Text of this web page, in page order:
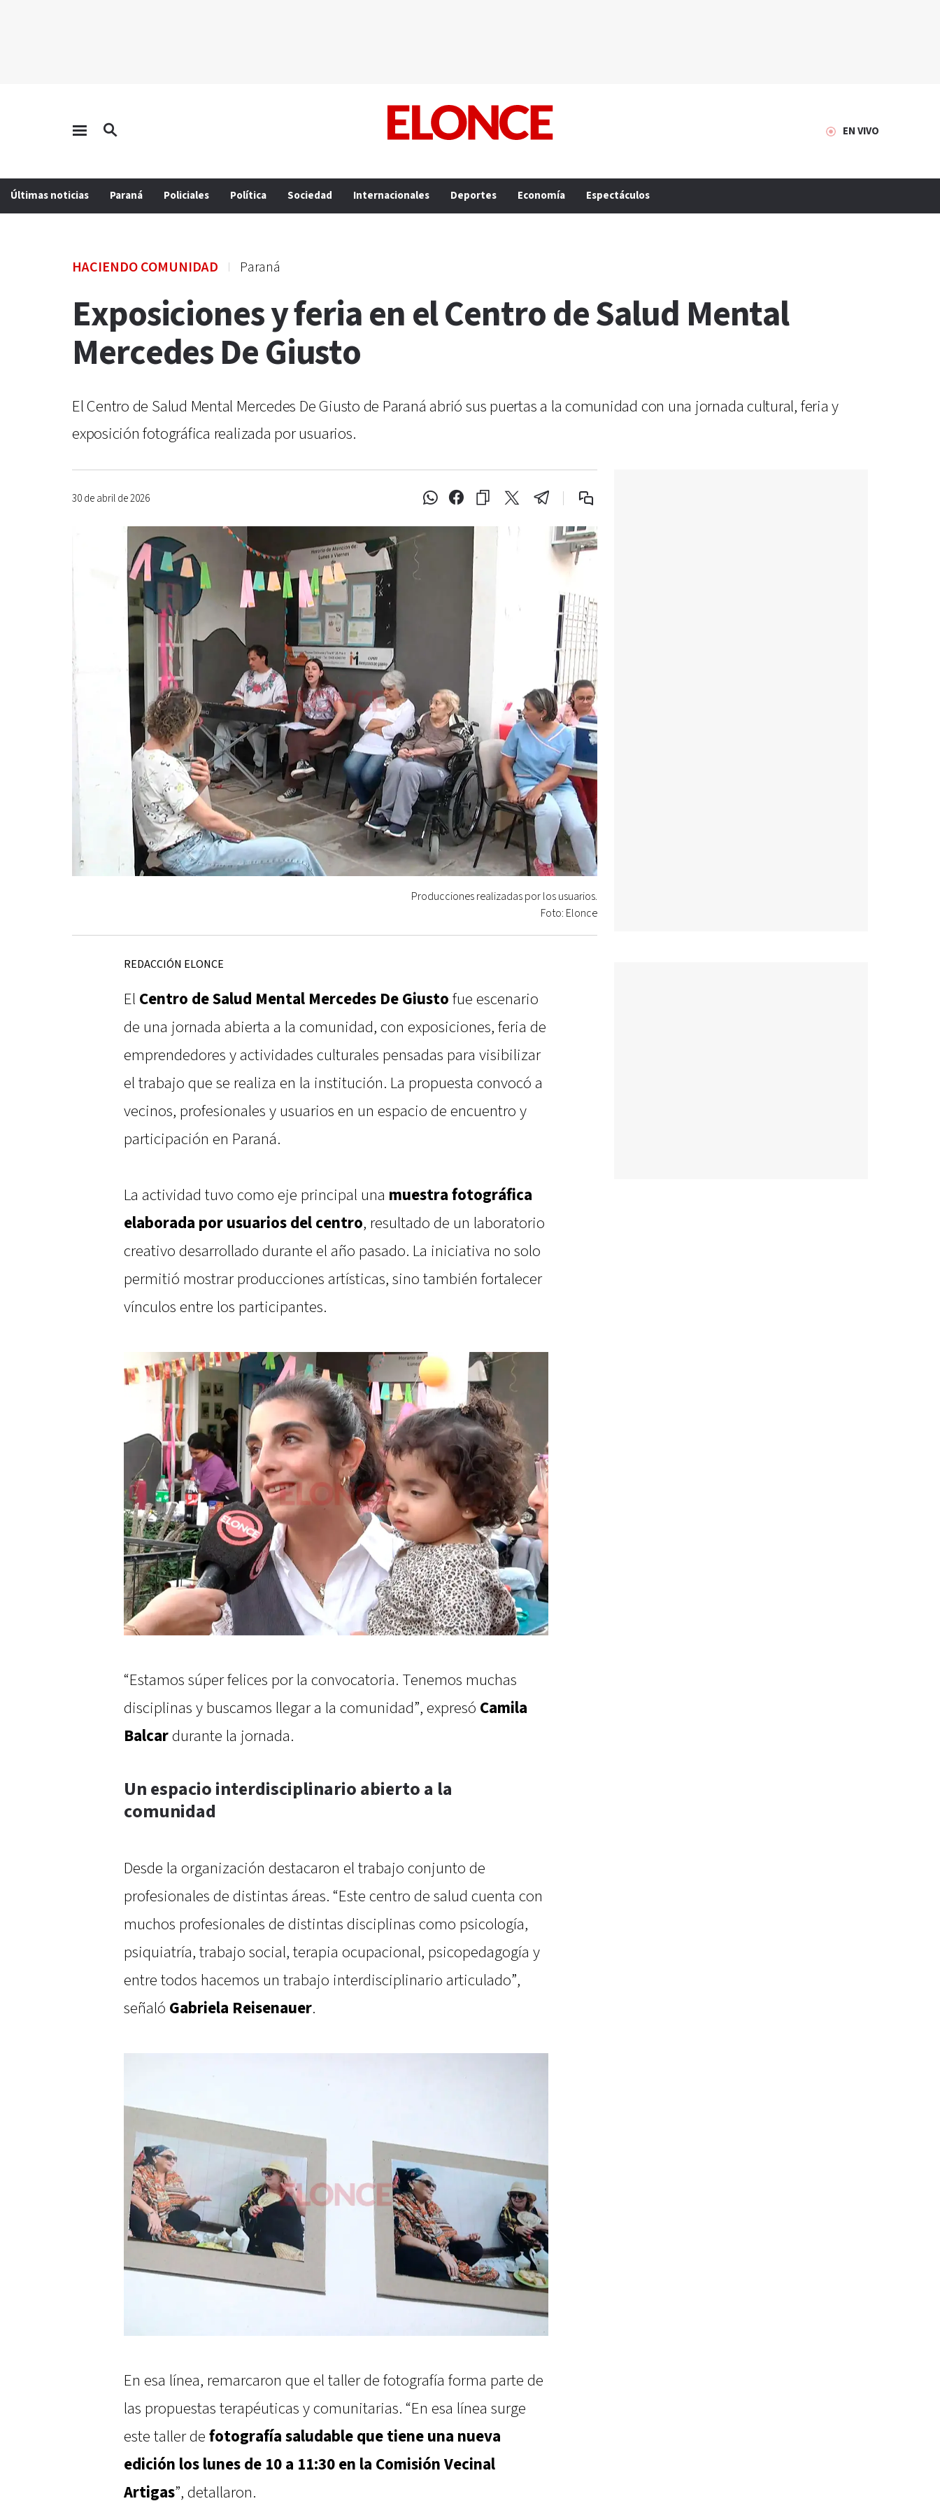
EN VIVO
Últimas noticias Paraná Policiales Política Sociedad Internacionales Deportes Economía Espectáculos
HACIENDO COMUNIDAD Paraná
Exposiciones y feria en el Centro de Salud Mental
Mercedes De Giusto
El Centro de Salud Mental Mercedes De Giusto de Paraná abrió sus puertas a la comunidad con una jornada cultural, feria y
exposición fotográfica realizada por usuarios.
30 de abril de 2026
Producciones realizadas por los usuarios.
Foto: Elonce
REDACCIÓN ELONCE
El Centro de Salud Mental Mercedes De Giusto fue escenario
de una jornada abierta a la comunidad, con exposiciones, feria de
emprendedores y actividades culturales pensadas para visibilizar
el trabajo que se realiza en la institución. La propuesta convocó a
vecinos, profesionales y usuarios en un espacio de encuentro y
participación en Paraná.
La actividad tuvo como eje principal una muestra fotográfica
elaborada por usuarios del centro, resultado de un laboratorio
creativo desarrollado durante el año pasado. La iniciativa no solo
permitió mostrar producciones artísticas, sino también fortalecer
vínculos entre los participantes.
“Estamos súper felices por la convocatoria. Tenemos muchas
disciplinas y buscamos llegar a la comunidad”, expresó Camila
Balcardurante la jornada.
Un espacio interdisciplinario abierto a la
comunidad
Desde la organización destacaron el trabajo conjunto de
profesionales de distintas áreas. “Este centro de salud cuenta con
muchos profesionales de distintas disciplinas como psicología,
psiquiatría, trabajo social, terapia ocupacional, psicopedagogía y
entre todos hacemos un trabajo interdisciplinario articulado”,
señaló Gabriela Reisenauer.
En esa línea, remarcaron que el taller de fotografía forma parte de
las propuestas terapéuticas y comunitarias. “En esa línea surge
este taller de fotografía saludable que tiene una nueva
edición los lunes de 10 a 11:30 en la Comisión Vecinal
Artigas”, detallaron.